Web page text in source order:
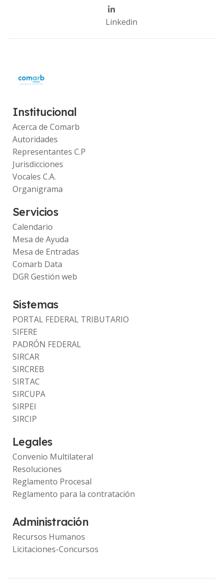
Linkedin
Institucional
Acerca de Comarb
Autoridades
Representantes C.P
Jurisdicciones
Vocales C.A.
Organigrama
Servicios
Calendario
Mesa de Ayuda
Mesa de Entradas
Comarb Data
DGR Gestión web
Sistemas
PORTAL FEDERAL TRIBUTARIO
SIFERE
PADRÓN FEDERAL
SIRCAR
SIRCREB
SIRTAC
SIRCUPA
SIRPEI
SIRCIP
Legales
Convenio Multilateral
Resoluciones
Reglamento Procesal
Reglamento para la contratación
Administración
Recursos Humanos
Licitaciones-Concursos